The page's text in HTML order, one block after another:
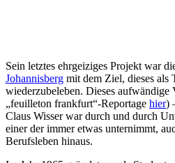
Sein letztes ehrgeiziges Projekt war
Johannisberg mit dem Ziel, dieses als
wiederzubeleben. Dieses aufwändige
„feuilleton frankfurt“-Reportage hier)
Claus Wisser war durch und durch
einer der immer etwas unternimmt,
Berufsleben hinaus.